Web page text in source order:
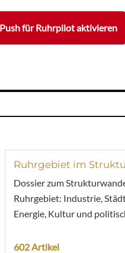
für Ruhrpilot aktivieren
Ruhrgebiet im
Dossier zum
Ruhrgebiet: Industrie,
Energie, Kultur und
602 Artikel